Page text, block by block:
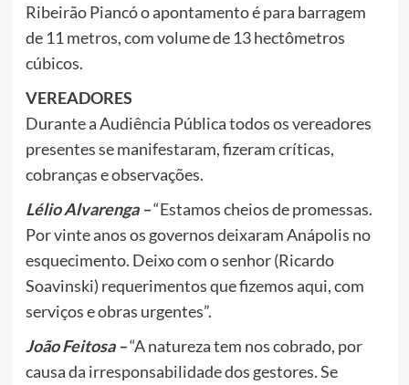
Ribeirão Piancó o apontamento é para barragem
de 11 metros, com volume de 13 hectômetros
cúbicos.
VEREADORES
Durante a Audiência Pública todos os vereadores
presentes se manifestaram, fizeram críticas,
cobranças e observações.
Lélio Alvarenga –“Estamos cheios de promessas.
Por vinte anos os governos deixaram Anápolis no
esquecimento. Deixo com o senhor (Ricardo
Soavinski) requerimentos que fizemos aqui, com
serviços e obras urgentes”.
João Feitosa –“A natureza tem nos cobrado, por
causa da irresponsabilidade dos gestores. Se